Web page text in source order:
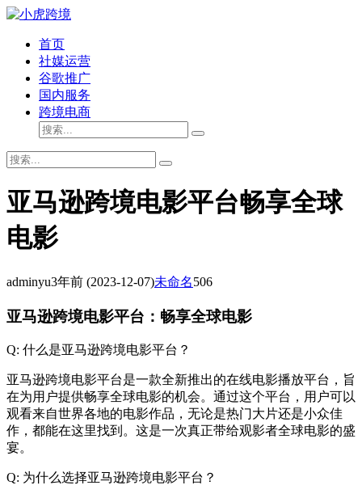
首页
社媒运营
谷歌推广
国内服务
跨境电商
亚马逊跨境电影平台畅享全球
电影
adminyu3年前 (2023-12-07)未命名506
亚马逊跨境电影平台：畅享全球电影
Q: 什么是亚马逊跨境电影平台？
亚马逊跨境电影平台是一款全新推出的在线电影播放平台，旨
在为用户提供畅享全球电影的机会。通过这个平台，用户可以
观看来自世界各地的电影作品，无论是热门大片还是小众佳
作，都能在这里找到。这是一次真正带给观影者全球电影的盛
宴。
Q: 为什么选择亚马逊跨境电影平台？